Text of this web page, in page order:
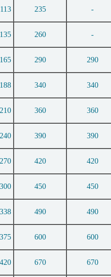
113 235 -
135 260 -
165 290 290
188 340 340
210 360 360
240 390 390
270 420 420
300 450 450
338 490 490
375 600 600
420 670 670